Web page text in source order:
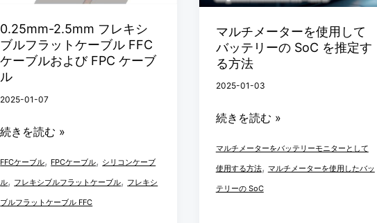
い
ま
す。
グ
ケ
ー
ブ
ル
防
気
密
耐
0.25mm-2.5mm フレキシ
ブルフラットケーブル FFC
ケーブルおよび FPC ケーブ
ル
2025-01-07
ル
フ
ラ
ケ
ブ
ル
FFC
続きを読む »
FFCケーブル, FPCケーブル, シリコンケーブ
ル, フレキシブルフラットケーブル, フレキシ
ブルフラットケーブル FFC
マルチメーターを使用して
バッテリーの SoC を推定す
る方法
2025-01-03
ー
を
使
用
し
ッ
テ
リ
続きを読む »
マルチメーターをバッテリーモニターとして
使用する方法, マルチメーターを使用したバッ
テリーの SoC